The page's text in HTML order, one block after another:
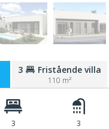
3 Fristående villa
110 m²
3 3